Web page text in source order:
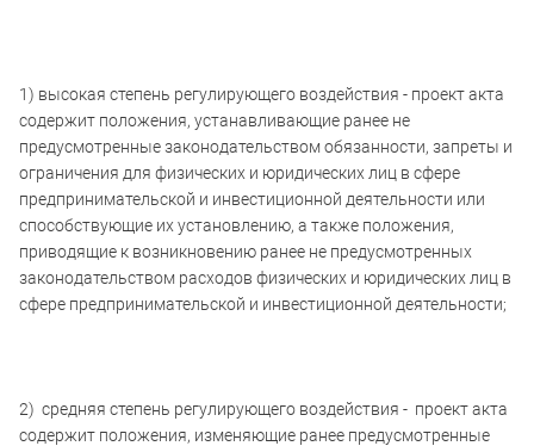
1) высокая степень регулирующего воздействия - проект акта
содержит положения, устанавливающие ранее не
предусмотренные законодательством обязанности, запреты и
ограничения для физических и юридических лиц в сфере
предпринимательской и инвестиционной деятельности или
способствующие их установлению, а также положения,
приводящие к возникновению ранее не предусмотренных
законодательством расходов физических и юридических лиц в
сфере предпринимательской и инвестиционной деятельности;
2) средняя степень регулирующего воздействия - проект акта
содержит положения, изменяющие ранее предусмотренные